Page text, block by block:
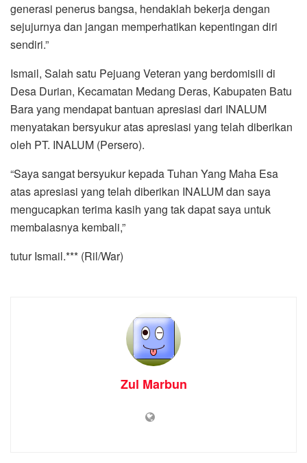
generasi penerus bangsa, hendaklah bekerja dengan
sejujurnya dan jangan memperhatikan kepentingan diri
sendiri.”
Ismail, Salah satu Pejuang Veteran yang berdomisili di
Desa Durian, Kecamatan Medang Deras, Kabupaten Batu
Bara yang mendapat bantuan apresiasi dari INALUM
menyatakan bersyukur atas apresiasi yang telah diberikan
oleh PT. INALUM (Persero).
“Saya sangat bersyukur kepada Tuhan Yang Maha Esa
atas apresiasi yang telah diberikan INALUM dan saya
mengucapkan terima kasih yang tak dapat saya untuk
membalasnya kembali,”
tutur Ismail.*** (Ril/War)
Zul Marbun